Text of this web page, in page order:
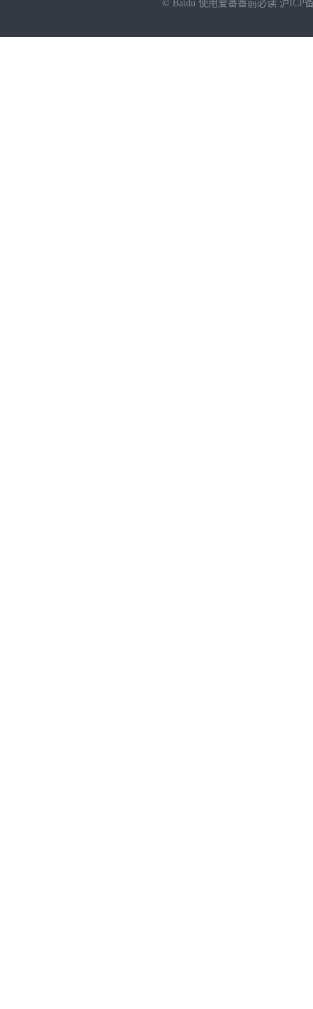
© Baidu 使用爱番番前必读 沪ICP